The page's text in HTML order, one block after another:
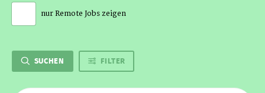
nur Remote Jobs zeigen
SUCHEN FILTER